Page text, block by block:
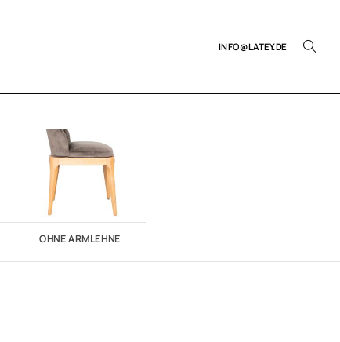
INFO@LATEY.DE
OHNE ARMLEHNE